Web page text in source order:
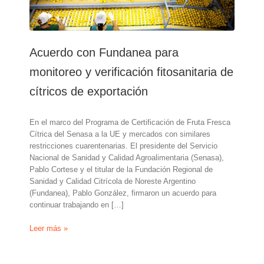
Acuerdo con Fundanea para
monitoreo y verificación fitosanitaria de
cítricos de exportación
En el marco del Programa de Certificación de Fruta Fresca
Cítrica del Senasa a la UE y mercados con similares
restricciones cuarentenarias. El presidente del Servicio
Nacional de Sanidad y Calidad Agroalimentaria (Senasa),
Pablo Cortese y el titular de la Fundación Regional de
Sanidad y Calidad Citrícola de Noreste Argentino
(Fundanea), Pablo González, firmaron un acuerdo para
continuar trabajando en […]
Acuerdo
Leer más »